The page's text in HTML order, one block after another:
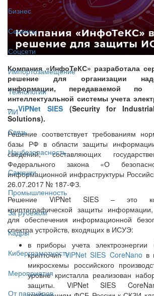
Бизнес
Сервисы
Соцсети
Импортозамещение
Технологии
ИИ
Связь
Нацбезопасность
Санкции
Промышленность
За рубежом
Кадры
Киберграмотность
Мероприятия
От партнёров
Компания «ИнфоТеКС» разработала
решение для организации
информации, передаваемой по
интеллектуальной системы учета
–ViPNet SIES(Security for
Solutions).
Решение соответствует требованиям
базы РФ в области защиты
сведений, составляющих
Федерального закона «О
информационной инфраструктуры
26.07.2017 № 187-ФЗ.
Решение ViPNet SIES – это
криптографической защиты
для обеспечения информационной
спектра устройств, входящих в ИСУЭ:
в приборы учета электроэнергии
крипточипViPNet SIES CoreNano в
микросхемы российского
уровне кристалла реализован
защиты. ViPNet SIES